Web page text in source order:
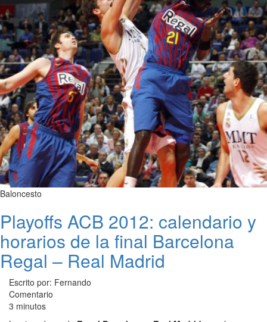
Baloncesto
Playoffs ACB 2012: calendario y
horarios de la final Barcelona
Regal – Real Madrid
Escrito por: Fernando
Comentario
3 minutos